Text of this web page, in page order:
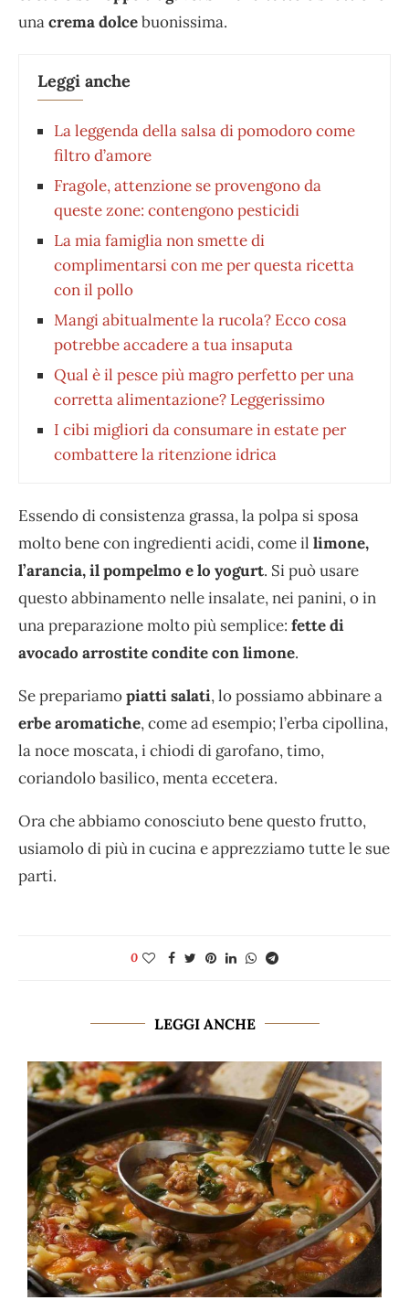
unacrema dolcebuonissima.
Leggi anche
La leggenda della salsa di pomodoro come
filtro d’amore
Fragole, attenzione se provengono da
queste zone: contengono pesticidi
La mia famiglia non smette di
complimentarsi con me per questa ricetta
con il pollo
Mangi abitualmente la rucola? Ecco cosa
potrebbe accadere a tua insaputa
Qual è il pesce più magro perfetto per una
corretta alimentazione? Leggerissimo
I cibi migliori da consumare in estate per
combattere la ritenzione idrica
Essendo di consistenza grassa, la polpa si sposa
molto bene con ingredienti acidi, come il limone,
l’arancia, il pompelmo e lo yogurt. Si può usare
questo abbinamento nelle insalate, nei panini, o in
una preparazione molto più semplice: fette di
avocado arrostite condite con limone.
Se prepariamopiatti salati, lo possiamo abbinare a
erbe aromatiche, come ad esempio; l’erba cipollina,
la noce moscata, i chiodi di garofano, timo,
coriandolo basilico, menta eccetera.
Ora che abbiamo conosciuto bene questo frutto,
usiamolo di più in cucina e apprezziamo tutte le sue
parti.
0
LEGGI ANCHE